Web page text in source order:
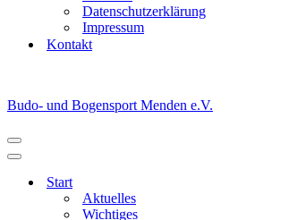
Datenschutzerklärung
Impressum
Kontakt
Budo- und Bogensport Menden e.V.
Navigationsmenü
Navigationsmenü
Start
Aktuelles
Wichtiges